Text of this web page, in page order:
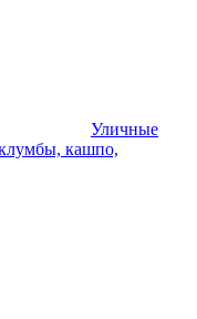
Уличные
кашпо,